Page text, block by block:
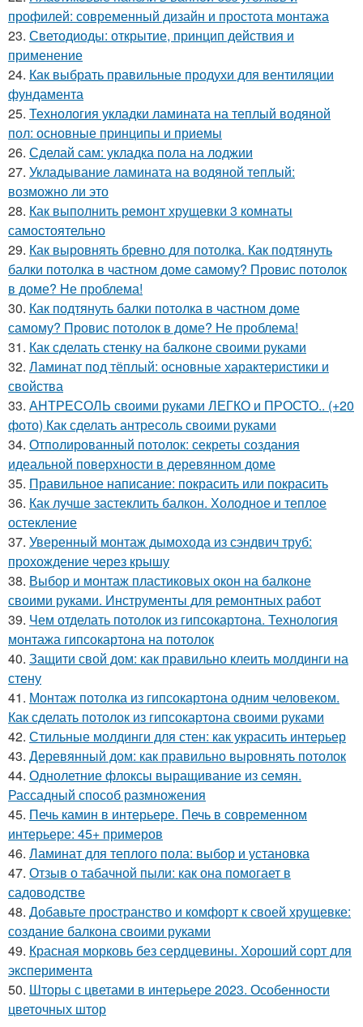
профилей: современный дизайн и простота монтажа
23. Светодиоды: открытие, принцип действия и
применение
24. Как выбрать правильные продухи для вентиляции
фундамента
25. Технология укладки ламината на теплый водяной
пол: основные принципы и приемы
26. Сделай сам: укладка пола на лоджии
27. Укладывание ламината на водяной теплый:
возможно ли это
28. Как выполнить ремонт хрущевки 3 комнаты
самостоятельно
29. Как выровнять бревно для потолка. Как подтянуть
балки потолка в частном доме самому? Провис потолок
в доме? Не проблема!
30. Как подтянуть балки потолка в частном доме
самому? Провис потолок в доме? Не проблема!
31. Как сделать стенку на балконе своими руками
32. Ламинат под тёплый: основные характеристики и
свойства
33. АНТРЕСОЛЬ своими руками ЛЕГКО и ПРОСТО.. (+20
фото) Как сделать антресоль своими руками
34. Отполированный потолок: секреты создания
идеальной поверхности в деревянном доме
35. Правильное написание: покрасить или покрасить
36. Как лучше застеклить балкон. Холодное и теплое
остекление
37. Уверенный монтаж дымохода из сэндвич труб:
прохождение через крышу
38. Выбор и монтаж пластиковых окон на балконе
своими руками. Инструменты для ремонтных работ
39. Чем отделать потолок из гипсокартона. Технология
монтажа гипсокартона на потолок
40. Защити свой дом: как правильно клеить молдинги на
стену
41. Монтаж потолка из гипсокартона одним человеком.
Как сделать потолок из гипсокартона своими руками
42. Стильные молдинги для стен: как украсить интерьер
43. Деревянный дом: как правильно выровнять потолок
44. Однолетние флоксы выращивание из семян.
Рассадный способ размножения
45. Печь камин в интерьере. Печь в современном
интерьере: 45+ примеров
46. Ламинат для теплого пола: выбор и установка
47. Отзыв о табачной пыли: как она помогает в
садоводстве
48. Добавьте пространство и комфорт к своей хрущевке:
создание балкона своими руками
49. Красная морковь без сердцевины. Хороший сорт для
эксперимента
50. Шторы с цветами в интерьере 2023. Особенности
цветочных штор